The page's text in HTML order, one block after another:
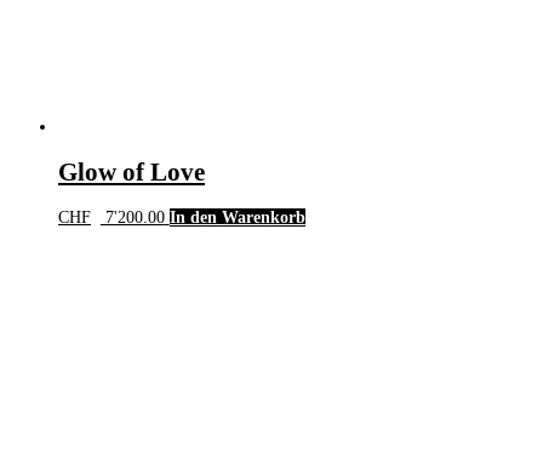
Glow of Love
CHF 7'200.00 In den Warenkorb